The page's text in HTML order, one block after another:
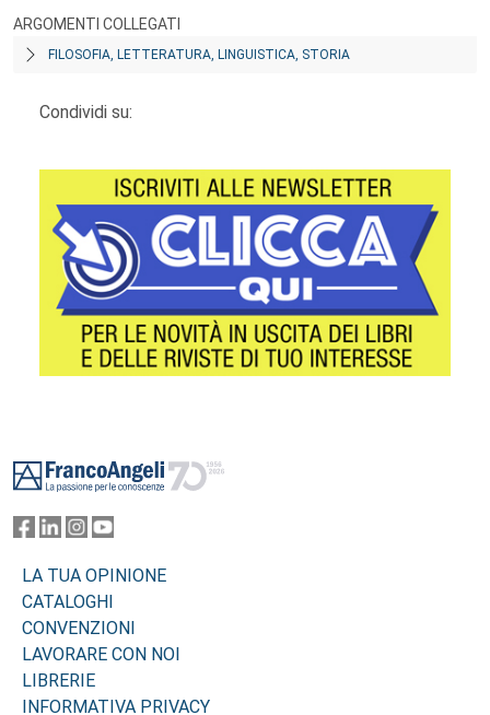
ARGOMENTI COLLEGATI
FILOSOFIA, LETTERATURA, LINGUISTICA, STORIA
Condividi su:
LA TUA OPINIONE
CATALOGHI
CONVENZIONI
LAVORARE CON NOI
LIBRERIE
INFORMATIVA PRIVACY